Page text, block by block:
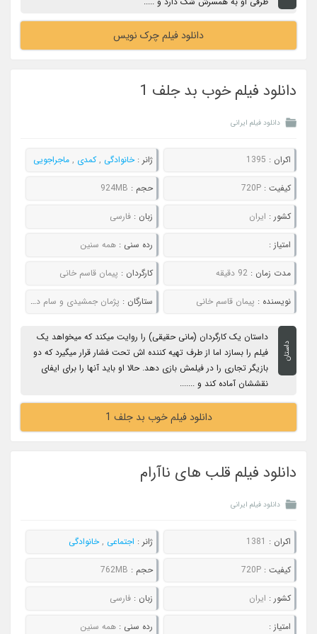
دانلود فیلم چرک نویس
دانلود فیلم خوب بد جلف 1
دانلود فیلم ایرانی
اکران : 1395 ژانر :خانوادگی ,کمدی , ماجراجویی
کیفیت :720P حجم : 924MB
کشور : ایران زبان : فارسی
امتیاز : رده سنی : همه سنین
مدت زمان :92 دقیقه کارگردان : پیمان قاسم خانی
نویسنده : پیمان قاسم خانی ستارگان : پژمان جمشیدی و سام درخشانی
داستان
داستان یک کارگردان (مانی حقیقی) را روایت میکند که میخواهد یک
فیلم را بسازد اما از طرف تهیه کننده اش تحت فشار قرار میگیرد که دو
بازیگر تجاری را در فیلمش بازی دهد. حالا او باید آنها را برای ایفای
نقششان آماده کند و .......
دانلود فیلم خوب بد جلف 1
دانلود فیلم قلب های ناآرام
دانلود فیلم ایرانی
اکران : 1381 ژانر : اجتماعی ,خانوادگی
کیفیت :720P حجم : 762MB
کشور : ایران زبان : فارسی
امتیاز : رده سنی : همه سنین